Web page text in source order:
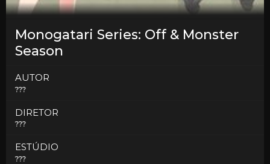
Monogatari Series: Off & Monster
Season
AUTOR
???
DIRETOR
???
ESTÚDIO
???